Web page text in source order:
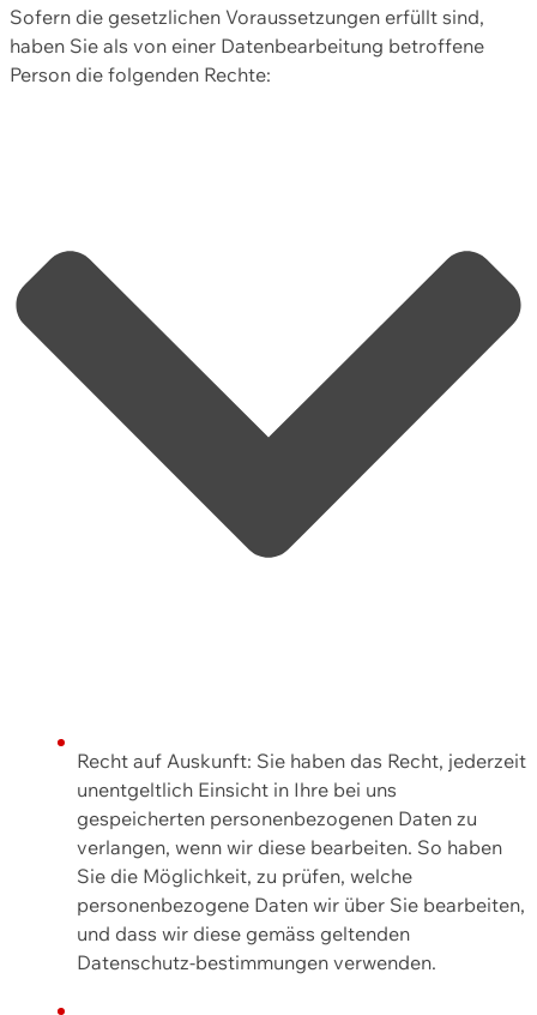
Sofern die gesetzlichen Voraussetzungen erfüllt sind,
haben Sie als von einer Datenbearbeitung betroffene
Person die folgenden Rechte:
Recht auf Auskunft: Sie haben das Recht, jederzeit
unentgeltlich Einsicht in Ihre bei uns
gespeicherten personenbezogenen Daten zu
verlangen, wenn wir diese bearbeiten. So haben
Sie die Möglichkeit, zu prüfen, welche
personenbezogene Daten wir über Sie bearbeiten,
und dass wir diese gemäss geltenden
Datenschutz-bestimmungen verwenden.